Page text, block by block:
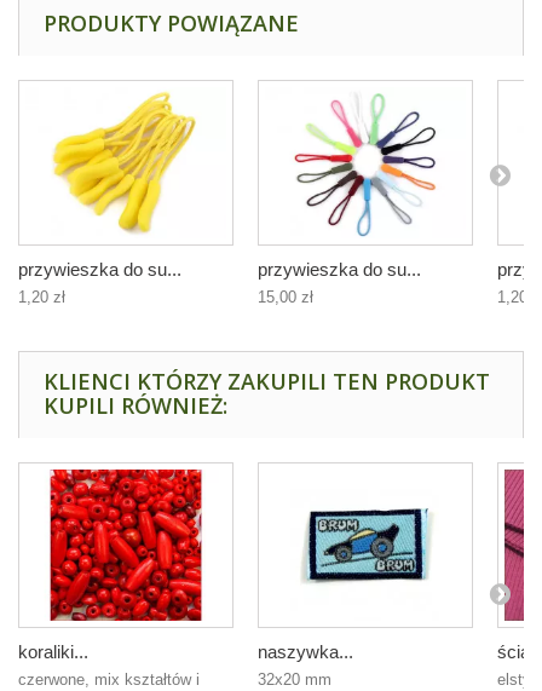
PRODUKTY POWIĄZANE
przywieszka do su...
1,20 zł
przywieszka do su...
15,00 zł 1,20
KLIENCI KTÓRZY ZAKUPILI TEN PRODUKT
KUPILI RÓWNIEŻ:
koraliki...
czerwone, mix kształtów i
naszywka...
32x20 mm